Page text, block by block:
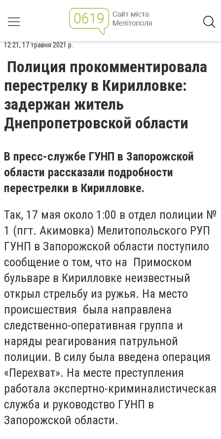
12:21, 17 травня 2021 р.
Полиция прокомментировала
перестрелку в Кирилловке:
задержан житель
Днепропетровской области
В пресс-службе ГУНП в Запорожской
области рассказали подробности
перестрелки в Кирилловке.
Так, 17 мая около 1:00 в отдел полиции №
1 (пгт. Акимовка) Мелитопольского РУП
ГУНП в Запорожской области поступило
сообщение о том, что на Примоском
бульваре в Кирилловке неизвестный
открыл стрельбу из ружья. На место
происшествия была направлена
следственно-оперативная группа и
наряды реагирования патрульной
полиции. В силу была введена операция
«Перехват». На месте преступления
работала экспертно-криминалистическая
служба и руководство ГУНП в
Запорожской области.